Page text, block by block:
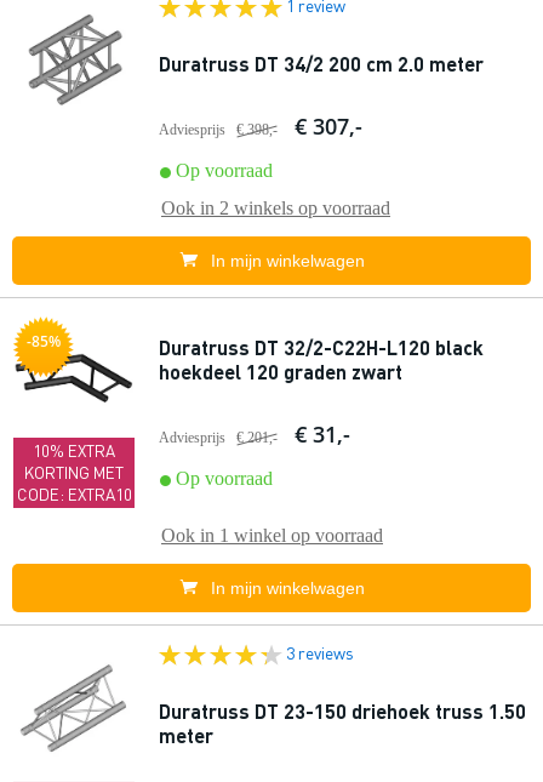
1 review
Duratruss DT 34/2 200 cm 2.0 meter
Adviesprijs € 398,- € 307,-
Op voorraad
Ook in 2 winkels op voorraad
In mijn winkelwagen
-85%
10% EXTRA
KORTING MET
CODE: EXTRA10
Duratruss DT 32/2-C22H-L120 black
hoekdeel 120 graden zwart
Adviesprijs € 201,- € 31,-
Op voorraad
Ook in 1 winkel op voorraad
In mijn winkelwagen
3 reviews
Duratruss DT 23-150 driehoek truss 1.50
meter